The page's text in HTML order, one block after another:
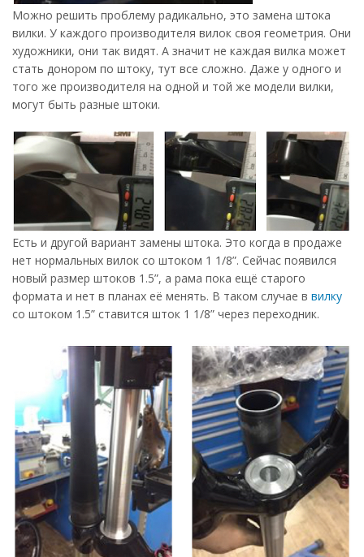
Можно решить проблему радикально, это замена штока
вилки. У каждого производителя вилок своя геометрия. Они
художники, они так видят. А значит не каждая вилка может
стать донором по штоку, тут все сложно. Даже у одного и
того же производителя на одной и той же модели вилки,
могут быть разные штоки.
Есть и другой вариант замены штока. Это когда в продаже
нет нормальных вилок со штоком 1 1/8”. Сейчас появился
новый размер штоков 1.5”, а рама пока ещё старого
формата и нет в планах её менять. В таком случае в вилку
со штоком 1.5” ставится шток 1 1/8” через переходник.